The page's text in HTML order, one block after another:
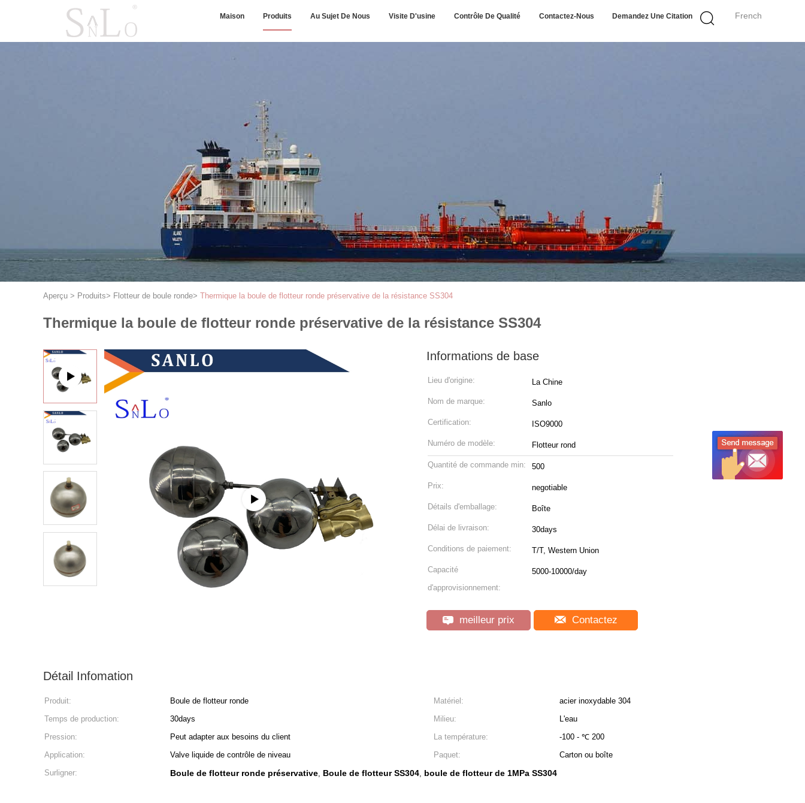
French
Maison Produits Au Sujet De Nous Visite D'usine Contrôle De Qualité Contactez-Nous Demandez Une Citation
Aperçu > Produits> Flotteur de boule ronde> Thermique la boule de flotteur ronde préservative de la résistance SS304
Thermique la boule de flotteur ronde préservative de la résistance SS304
Informations de base
Lieu d'origine: La Chine
Nom de marque: Sanlo
Certification: ISO9000
Numéro de modèle: Flotteur rond
Quantité de commande min: 500
Prix: negotiable
Détails d'emballage: Boîte
Délai de livraison: 30days
Conditions de paiement: T/T, Western Union
Capacité
d'approvisionnement:
5000-10000/day
meilleur prix Contactez
Détail Infomation
Produit: Boule de flotteur ronde Matériel:
acier inoxydable 304
Temps de production:
30days Milieu:
L'eau
Pression:
Peut adapter aux besoins du client La température:
-100 - ℃ 200
Application:
Valve liquide de contrôle de niveau Paquet:
Carton ou boîte
Surligner:
Boule de flotteur ronde préservative, Boule de flotteur SS304, boule de flotteur de 1MPa SS304